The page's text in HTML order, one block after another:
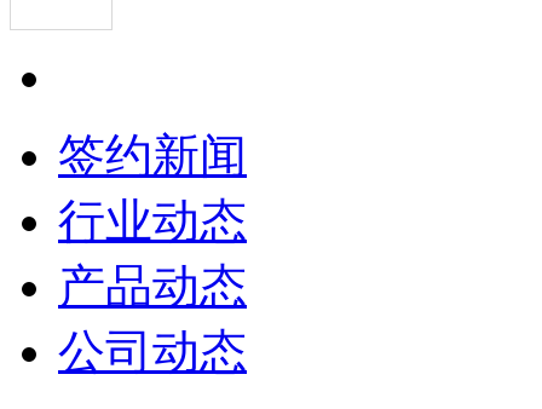
签约新闻
行业动态
产品动态
公司动态